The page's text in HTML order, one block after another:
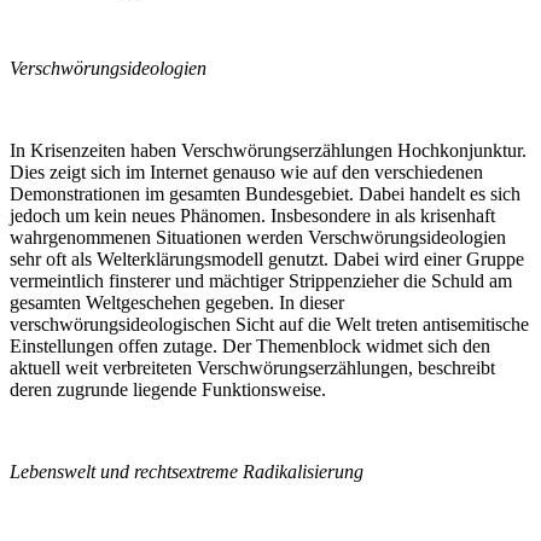
Verschwörungsideologien
In Krisenzeiten haben Verschwörungserzählungen Hochkonjunktur.
Dies zeigt sich im Internet genauso wie auf den verschiedenen
Demonstrationen im gesamten Bundesgebiet. Dabei handelt es sich
jedoch um kein neues Phänomen. Insbesondere in als krisenhaft
wahrgenommenen Situationen werden Verschwörungsideologien
sehr oft als Welterklärungsmodell genutzt. Dabei wird einer Gruppe
vermeintlich finsterer und mächtiger Strippenzieher die Schuld am
gesamten Weltgeschehen gegeben. In dieser
verschwörungsideologischen Sicht auf die Welt treten antisemitische
Einstellungen offen zutage. Der Themenblock widmet sich den
aktuell weit verbreiteten Verschwörungserzählungen, beschreibt
deren zugrunde liegende Funktionsweise.
Lebenswelt und rechtsextreme Radikalisierung